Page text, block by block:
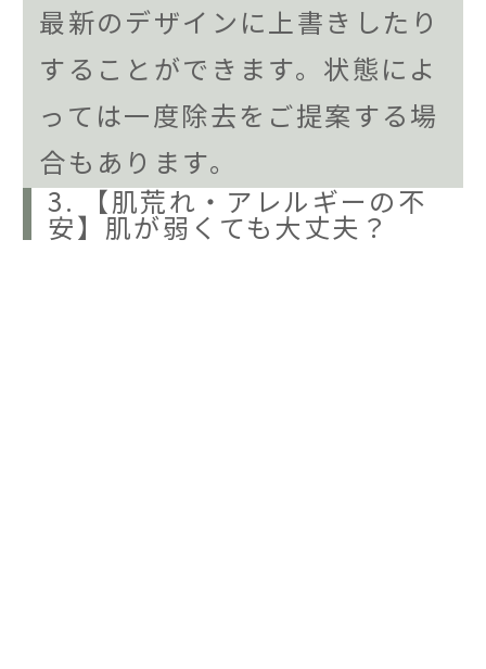
最新のデザインに上書きしたり
することができます。状態によ
っては一度除去をご提案する場
合もあります。
3. 【肌荒れ・アレルギーの不
安】肌が弱くても大丈夫？